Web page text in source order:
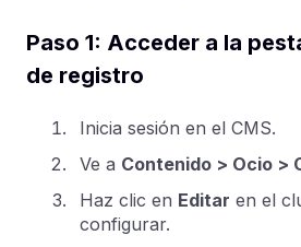
Paso 1: Acceder a la
de registro
Inicia sesión en el CMS.
Ve a Contenido > Ocio >
Haz clic en Editar en el
configurar.